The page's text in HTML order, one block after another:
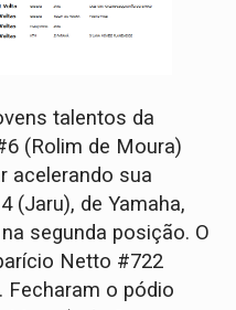
talentos da
(Rolim de Moura)
acelerando sua
(Jaru), de Yamaha,
segunda posição. O
Netto #722
Fecharam o pódio